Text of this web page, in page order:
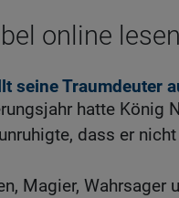
online lesen
seine Traumdeuter
hatte König
dass er
Magier, Wahrsager